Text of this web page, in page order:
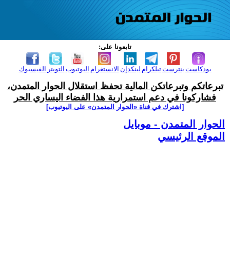
تابعونا على:
الفيسبوك التويتر اليوتيوب الانستغرام لينكدإن تيلكرامبنترست بودكاست
تبرعاتكم وتبرعاتكن المالية تحفظ استقلال الحوار المتمدن،
فشاركونا في دعم استمرارية هذا الفضاء اليساري الحر
[اشترك في قناة ‫«الحوار المتمدن» على اليوتيوب]
الحوار المتمدن - موبايل
الموقع الرئيسي